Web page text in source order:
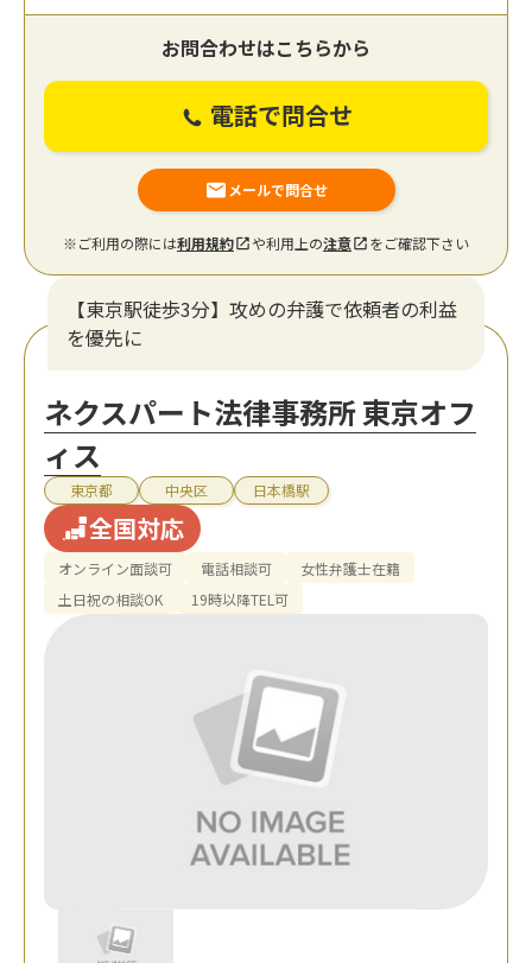
お問合わせはこちらから
電話で問合せ
メールで問合せ
※ご利用の際には利用規約 や利用上の注意 をご確認下さい
【東京駅徒歩3分】攻めの弁護で依頼者の利益
を優先に
ネクスパート法律事務所 東京オフ
ィス
東京都 中央区 日本橋駅
全国対応
オンライン面談可 電話相談可
女性弁護士在籍
土日祝の相談OK
19時以降TEL可